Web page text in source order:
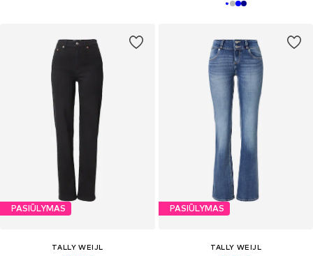
PASIŪLYMAS
TALLY WEIJL
PASIŪLYMAS
TALLY WEIJL